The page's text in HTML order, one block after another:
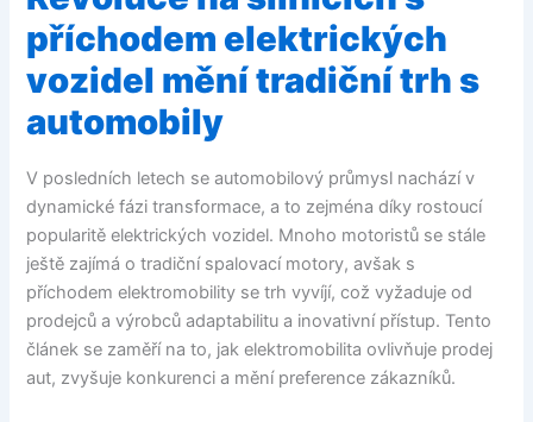
příchodem elektrických
vozidel mění tradiční trh s
automobily
V posledních letech se automobilový průmysl nachází v
dynamické fázi transformace, a to zejména díky rostoucí
popularitě elektrických vozidel. Mnoho motoristů se stále
ještě zajímá o tradiční spalovací motory, avšak s
příchodem elektromobility se trh vyvíjí, což vyžaduje od
prodejců a výrobců adaptabilitu a inovativní přístup. Tento
článek se zaměří na to, jak elektromobilita ovlivňuje prodej
aut, zvyšuje konkurenci a mění preference zákazníků.